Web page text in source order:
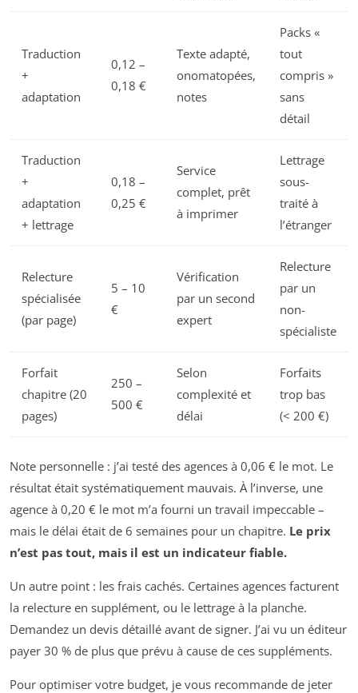
Traduction
+
adaptation
0,12 –
0,18 €
Texte adapté,
onomatopées,
notes
Packs «
tout
compris »
sans
détail
Traduction
+
adaptation
+ lettrage
0,18 –
0,25 €
Service
complet, prêt
à imprimer
Lettrage
sous-
traité à
l’étranger
Relecture
spécialisée
(par page)
5 – 10
€
Vérification
par un second
expert
Relecture
par un
non-
spécialiste
Forfait
chapitre (20
pages)
250 –
500 €
Selon
complexité et
délai
Forfaits
trop bas
(< 200 €)
Note personnelle : j’ai testé des agences à 0,06 € le mot. Le
résultat était systématiquement mauvais. À l’inverse, une
agence à 0,20 € le mot m’a fourni un travail impeccable –
mais le délai était de 6 semaines pour un chapitre. Le prix
n’est pas tout, mais il est un indicateur fiable.
Un autre point : les frais cachés. Certaines agences facturent
la relecture en supplément, ou le lettrage à la planche.
Demandez un devis détaillé avant de signer. J’ai vu un éditeur
payer 30 % de plus que prévu à cause de ces suppléments.
Pour optimiser votre budget, je vous recommande de jeter